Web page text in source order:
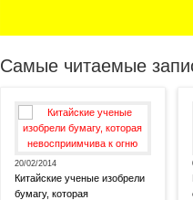
Самые читаемые
20/02/2014
Китайские ученые изобрели
бумагу, которая